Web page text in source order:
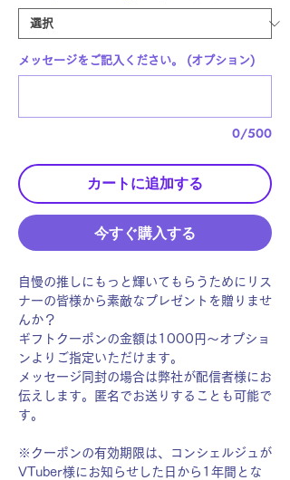
メッセージをご記入ください。 (オプション)
0/500
カートに追加する
今すぐ購入する
自慢の推しにもっと輝いてもらうためにリス
ナーの皆様から素敵なプレゼントを贈りませ
んか？
ギフトクーポンの金額は1000円〜オプショ
ンよりご指定いただけます。
メッセージ同封の場合は弊社が配信者様にお
伝えします。匿名でお送りすることも可能で
す。
※クーポンの有効期限は、コンシェルジュが
VTuber様にお知らせした日から1年間とな